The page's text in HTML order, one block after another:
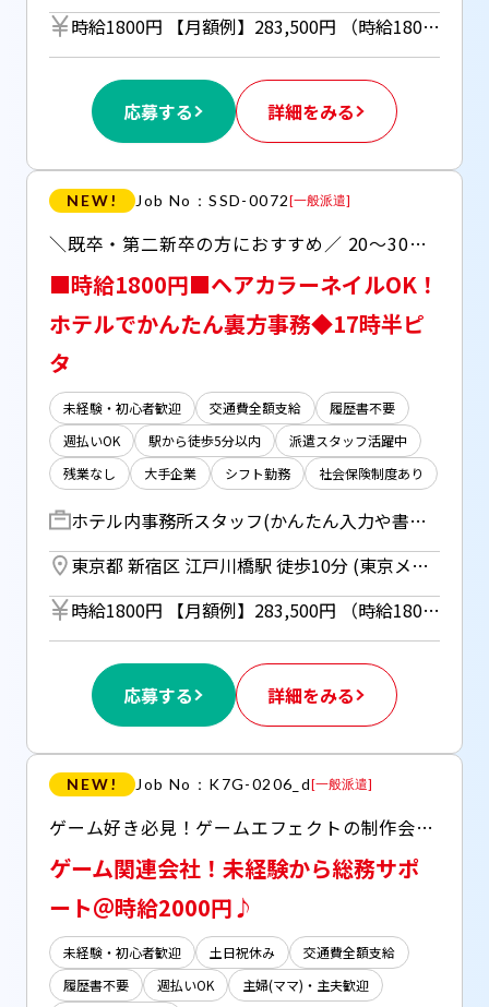
時給1800円 【月額例】283,500円 （時給1800円×7.5時間×21営業日の場合） ＊週払い利用OK！（規定あり） （但し、週払い制度は初回2ヵ月間のみ、 3ヵ月目以降は月払い制になります。 利用についてはご本人様から お仕事紹介時に申請があった場合のみ）
応募する 詳細をみる
NEW! Job No：SSD-0072[一般派遣]
＼既卒・第二新卒の方におすすめ／ 20～30代が半数を占めるチーム.+* ◇出勤時に気分があがる↑緑豊かなラグジュアリーホテル ◇Excelは四則演算がわかればエントリーOK！◇日曜お休みの17時半ピタ ◇ピンチに助かる週払いも！まずは【来社不要＊WEB登録受付中】
■時給1800円■ヘアカラーネイルOK！
ホテルでかんたん裏方事務◆17時半ピ
タ
未経験・初心者歓迎 交通費全額支給
履歴書不要
週払いOK
駅から徒歩5分以内
派遣スタッフ活躍中
残業なし
大手企業 シフト勤務 社会保険制度あり
ホテル内事務所スタッフ(かんたん入力や書類整理) 具体的には… ■伝票・書類の整理 ■毎日の売上チェック ■食材飲料の納品チェック ■電話対応・来客対応 ＊専用システム、 Excelフォーマットを使います ＊OJTサポートあり◎ ＝＝＝＝＝＝＝＝＝＝＝＝＝＝＝＝ 未経験から「経理・購買」に関わる お仕事にチャレンジできます.+☆ ＼第二新卒の方にもおすすめ／ ＝＝＝＝＝＝＝＝＝＝＝＝＝＝＝＝
東京都 新宿区 江戸川橋駅 徒歩10分 (東京メトロ有楽町線) ／ 早稲田駅 徒歩7分 (東京メトロ東西線) ／ 早稲田駅 徒歩3分 (都電荒川線)
時給1800円 【月額例】283,500円 （時給1800円×7.5時間×21営業日の場合） ＊週払い利用OK！（規定あり） （但し、週払い制度は初回2ヵ月間のみ、 3ヵ月目以降は月払い制になります。 利用についてはご本人様から お仕事紹介時に申請があった場合のみ）
応募する 詳細をみる
NEW! Job No：K7G-0206_d[一般派遣]
ゲーム好き必見！ゲームエフェクトの制作会社で総務サポート ＊未経験でも高時給2000円◎ ＊自由な雰囲気で、お菓子なども常備！
ゲーム関連会社！未経験から総務サポ
ート＠時給2000円♪
未経験・初心者歓迎 土日祝休み
交通費全額支給
履歴書不要
週払いOK
主婦(ママ)・主夫歓迎